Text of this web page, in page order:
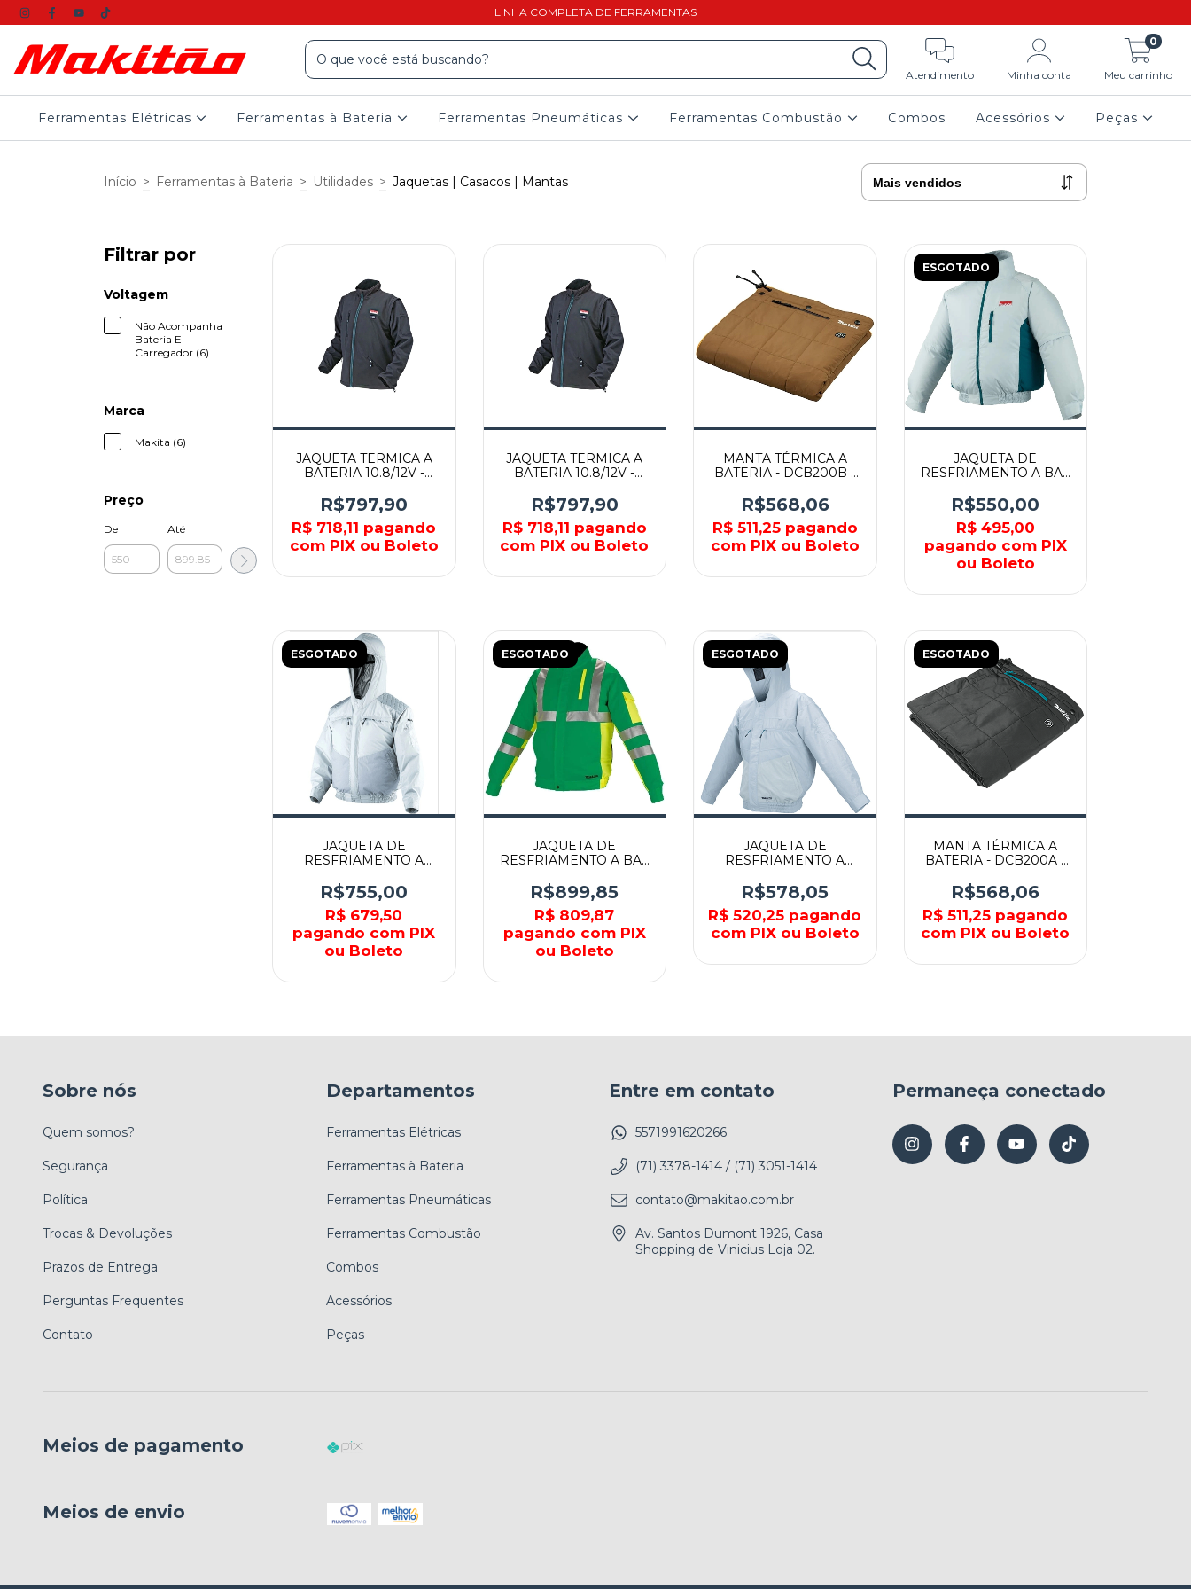
LINHA COMPLETA DE FERRAMENTAS
Atendimento Minha conta Meu carrinho
0
Ferramentas Elétricas Ferramentas à Bateria Ferramentas Pneumáticas Ferramentas Combustão Combos Acessórios Peças
Início > Ferramentas à Bateria > Utilidades > Jaquetas | Casacos | Mantas
Filtrar por
Voltagem
Não Acompanha
Bateria E
Carregador (6)
Marca
Makita (6)
Preço
De Até
JAQUETA TERMICA A
BATERIA 10.8/12V -
R$797,90
R$ 718,11 pagando
com PIX ou Boleto
JAQUETA TERMICA A
BATERIA 10.8/12V -
R$797,90
R$ 718,11 pagando
com PIX ou Boleto
MANTA TÉRMICA A
BATERIA - DCB200B -
R$568,06
R$ 511,25pagando
com PIX ou Boleto
ESGOTADO
JAQUETA DE
RESFRIAMENTO A BAT
MAKITA
R$550,00
R$ 495,00
pagando com PIX
ou Boleto
ESGOTADO
JAQUETA DE
RESFRIAMENTO A
DFJ407Z2XL - MAKITA
R$755,00
R$ 679,50
pagando com PIX
ou Boleto
ESGOTADO
JAQUETA DE
RESFRIAMENTO A BAT
MAKITA
R$899,85
R$ 809,87
pagando com PIX
ou Boleto
ESGOTADO
JAQUETA DE
RESFRIAMENTO A
GORRO - DFJ207ZL -
MAKITA
R$578,05
R$ 520,25 pagando
com PIX ou Boleto
ESGOTADO
MANTA TÉRMICA A
BATERIA - DCB200A -
R$568,06
R$ 511,25 pagando
com PIX ou Boleto
Sobre nós
Quem somos?
Segurança
Política
Trocas & Devoluções
Prazos de Entrega
Perguntas Frequentes
Contato
Departamentos
Ferramentas Elétricas
Ferramentas à Bateria
Ferramentas Pneumáticas
Ferramentas Combustão
Combos
Acessórios
Peças
Entre em contato
5571991620266
(71) 3378-1414 / (71) 3051-1414
contato@makitao.com.br
Av. Santos Dumont 1926, Casa
Shopping de Vinicius Loja 02.
Permaneça conectado
Meios de pagamento
Meios de envio